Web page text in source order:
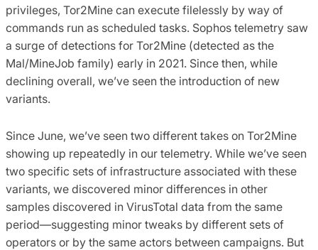
privileges, Tor2Mine can execute filelessly by way of
commands run as scheduled tasks. Sophos telemetry saw
a surge of detections for Tor2Mine (detected as the
Mal/MineJob family) early in 2021. Since then, while
declining overall, we’ve seen the introduction of new
variants.
Since June, we’ve seen two different takes on Tor2Mine
showing up repeatedly in our telemetry. While we’ve seen
two specific sets of infrastructure associated with these
variants, we discovered minor differences in other
samples discovered in VirusTotal data from the same
period—suggesting minor tweaks by different sets of
operators or by the same actors between campaigns. But